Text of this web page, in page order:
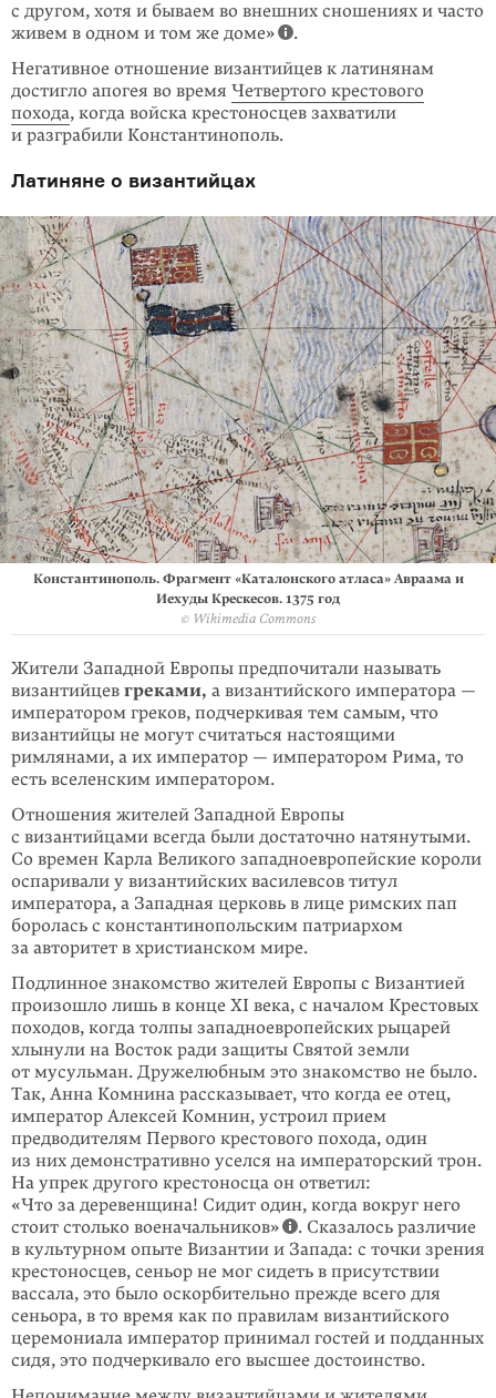
с другом, хотя и бываем во внешних сношениях и часто
живем в одном и том же доме»
.
Негативное отношение византийцев к латинянам
достигло апогея во время Четвертого крестового
похода, когда войска крестоносцев захватили
и разграбили Константинополь.
Латиняне о византийцах
Константинополь. Фрагмент «Каталонского атласа» Авраама и
Иехуды Крескесов. 1375 год
© Wikimedia Commons
Жители Западной Европы предпочитали называть
византийцев греками, а византийского императора —
императором греков, подчеркивая тем самым, что
византийцы не могут считаться настоящими
римлянами, а их император — императором Рима, то
есть вселенским императором.
Отношения жителей Западной Европы
с византийцами всегда были достаточно натянутыми.
Со времен Карла Великого западноевропейские короли
оспари­вали у византийских василевсов титул
императора, а Западная церковь в лице римских пап
боролась с константинопольским патриархом
за авторитет в христианском мире.
Подлинное знакомство жителей Европы с Византией
произошло лишь в конце XI века, с началом Крестовых
походов, когда толпы западноевропейских рыцарей
хлынули на Восток ради защиты Святой земли
от мусульман. Дружелюбным это знакомство не было.
Так, Анна Комнина рассказывает, что когда ее отец,
император Алексей Комнин, устроил прием
предводителям Первого крестового похода, один
из них демонстративно уселся на император­ский трон.
На упрек другого крестоносца он ответил:
«Что за деревенщина! Сидит один, когда вокруг него
стоит столько военачальников»
. Сказалось различие
в культурном опыте Византии и Запада: с точки зрения
крестоносцев, сеньор не мог сидеть в присутствии
вассала, это было оскорбительно прежде всего для
сеньора, в то время как по правилам византийского
церемониала император принимал гостей и подданных
сидя, это подчеркивало его высшее достоинство.